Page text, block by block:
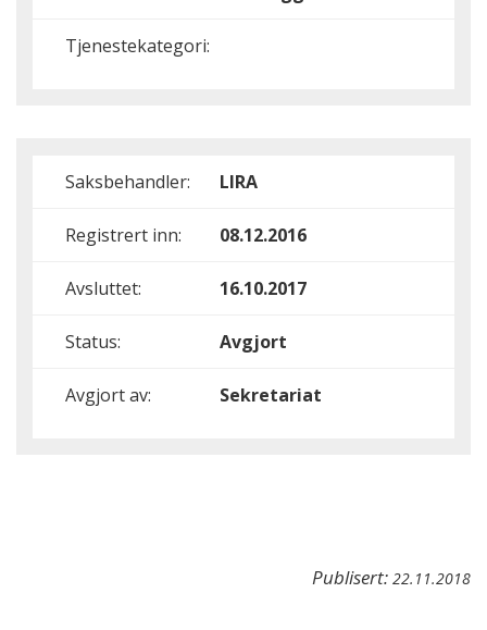
Tjenestekategori:
Saksbehandler: LIRA
Registrert inn: 08.12.2016
Avsluttet: 16.10.2017
Status: Avgjort
Avgjort av: Sekretariat
Publisert: 22.11.2018